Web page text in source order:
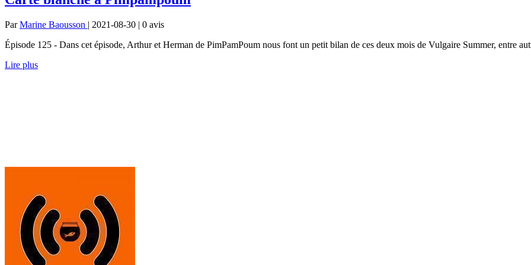
ParMarine Baousson | 2021-08-30 | 0 avis
Épisode 125 - Dans cet épisode, Arthur et Herman de PimPamPoum nous font un petit bilan de ces deux mois de Vulgaire Summer, entre
Lire plus